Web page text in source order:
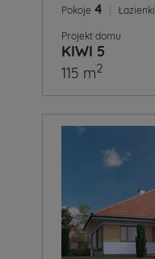
Pokoje 4 Łazienki
Projekt domu
KIWI 5
115 m2